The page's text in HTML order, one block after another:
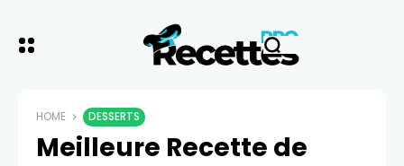
HOME DESSERTS
Meilleure Recette de